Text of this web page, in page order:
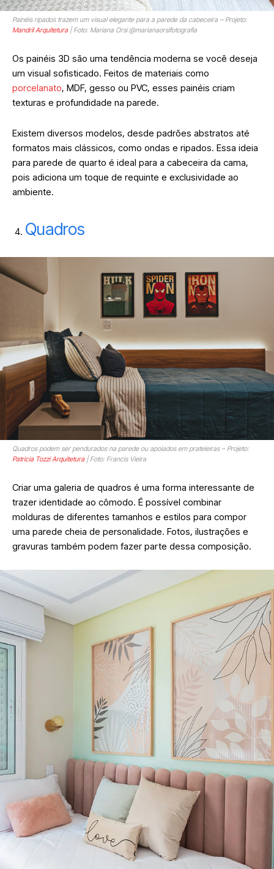
Painéis ripados trazem um visual elegante para a parede da cabeceira – Projeto:
Mandril Arquitetura| Foto: Mariana Orsi @marianaorsifotografia
Os painéis 3D são uma tendência moderna se você deseja
um visual sofisticado. Feitos de materiais como
porcelanato, MDF, gesso ou PVC, esses painéis criam
texturas e profundidade na parede.
Existem diversos modelos, desde padrões abstratos até
formatos mais clássicos, como ondas e ripados. Essa ideia
para parede de quarto é ideal para a cabeceira da cama,
pois adiciona um toque de requinte e exclusividade ao
ambiente.
Quadros
Quadros podem ser pendurados na parede ou apoiados em prateleiras – Projeto:
Patricia Tozzi Arquitetura| Foto: Francis Vieira
Criar uma galeria de quadros é uma forma interessante de
trazer identidade ao cômodo. É possível combinar
molduras de diferentes tamanhos e estilos para compor
uma parede cheia de personalidade. Fotos, ilustrações e
gravuras também podem fazer parte dessa composição.